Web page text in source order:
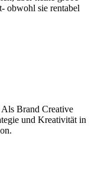
obwohl sie rentabel
Brand Creative
und Kreativität in